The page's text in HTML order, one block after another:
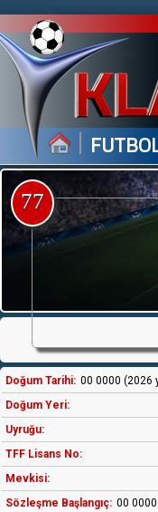
|
77
Doğum Tarihi: 00 0000 (2026
Doğum Yeri:
Uyruğu:
TFF Lisans No:
Mevkisi:
Sözleşme Başlangıç: 00 0000